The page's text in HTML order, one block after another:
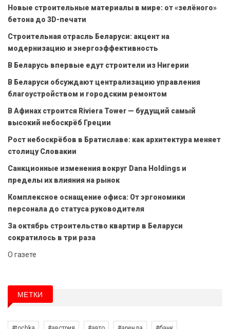
Новые строительные материалы в мире: от «зелёного»
бетона до 3D-печати
Строительная отрасль Беларуси: акцент на
модернизацию и энергоэффективность
В Беларусь впервые едут строители из Нигерии
В Беларуси обсуждают централизацию управления
благоустройством и городским ремонтом
В Афинах строится Riviera Tower — будущий самый
высокий небоскрёб Греции
Рост небоскрёбов в Братиславе: как архитектура меняет
столицу Словакии
Санкционные изменения вокруг Dana Holdings и
пределы их влияния на рынок
Комплексное оснащение офиса: От эргономики
персонала до статуса руководителя
За октябрь строительство квартир в Беларуси
сократилось в три раза
О газете
МЕТКИ